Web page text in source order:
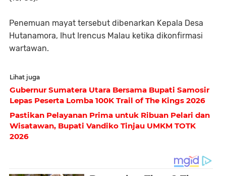
Penemuan mayat tersebut dibenarkan Kepala Desa
Hutanamora, Ihut Irencus Malau ketika dikonfirmasi
wartawan.
Lihat juga
Gubernur Sumatera Utara Bersama Bupati Samosir
Lepas Peserta Lomba 100K Trail of The Kings 2026
Pastikan Pelayanan Prima untuk Ribuan Pelari dan
Wisatawan, Bupati Vandiko Tinjau UMKM TOTK
2026